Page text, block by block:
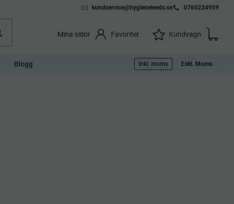
kundservice@hygieneleeds.se 0760234959
Mina sidor Favoriter Kundvagn
Önskelista
Blogg Inkl. moms Exkl. Moms